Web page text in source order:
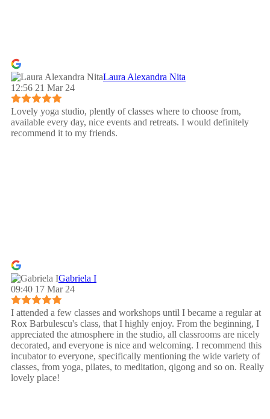
Laura Alexandra Nita
12:56 21 Mar 24
Lovely yoga studio, plently of classes where to choose from,
available every day, nice events and retreats. I would definitely
recommend it to my friends.
Gabriela I
09:40 17 Mar 24
I attended a few classes and workshops until I became a regular at
Rox Barbulescu's class, that I highly enjoy. From the beginning, I
appreciated the atmosphere in the studio, all classrooms are nicely
decorated, and everyone is nice and welcoming. I recommend this
incubator to everyone, specifically mentioning the wide variety of
classes, from yoga, pilates, to meditation, qigong and so on. Really
lovely place!